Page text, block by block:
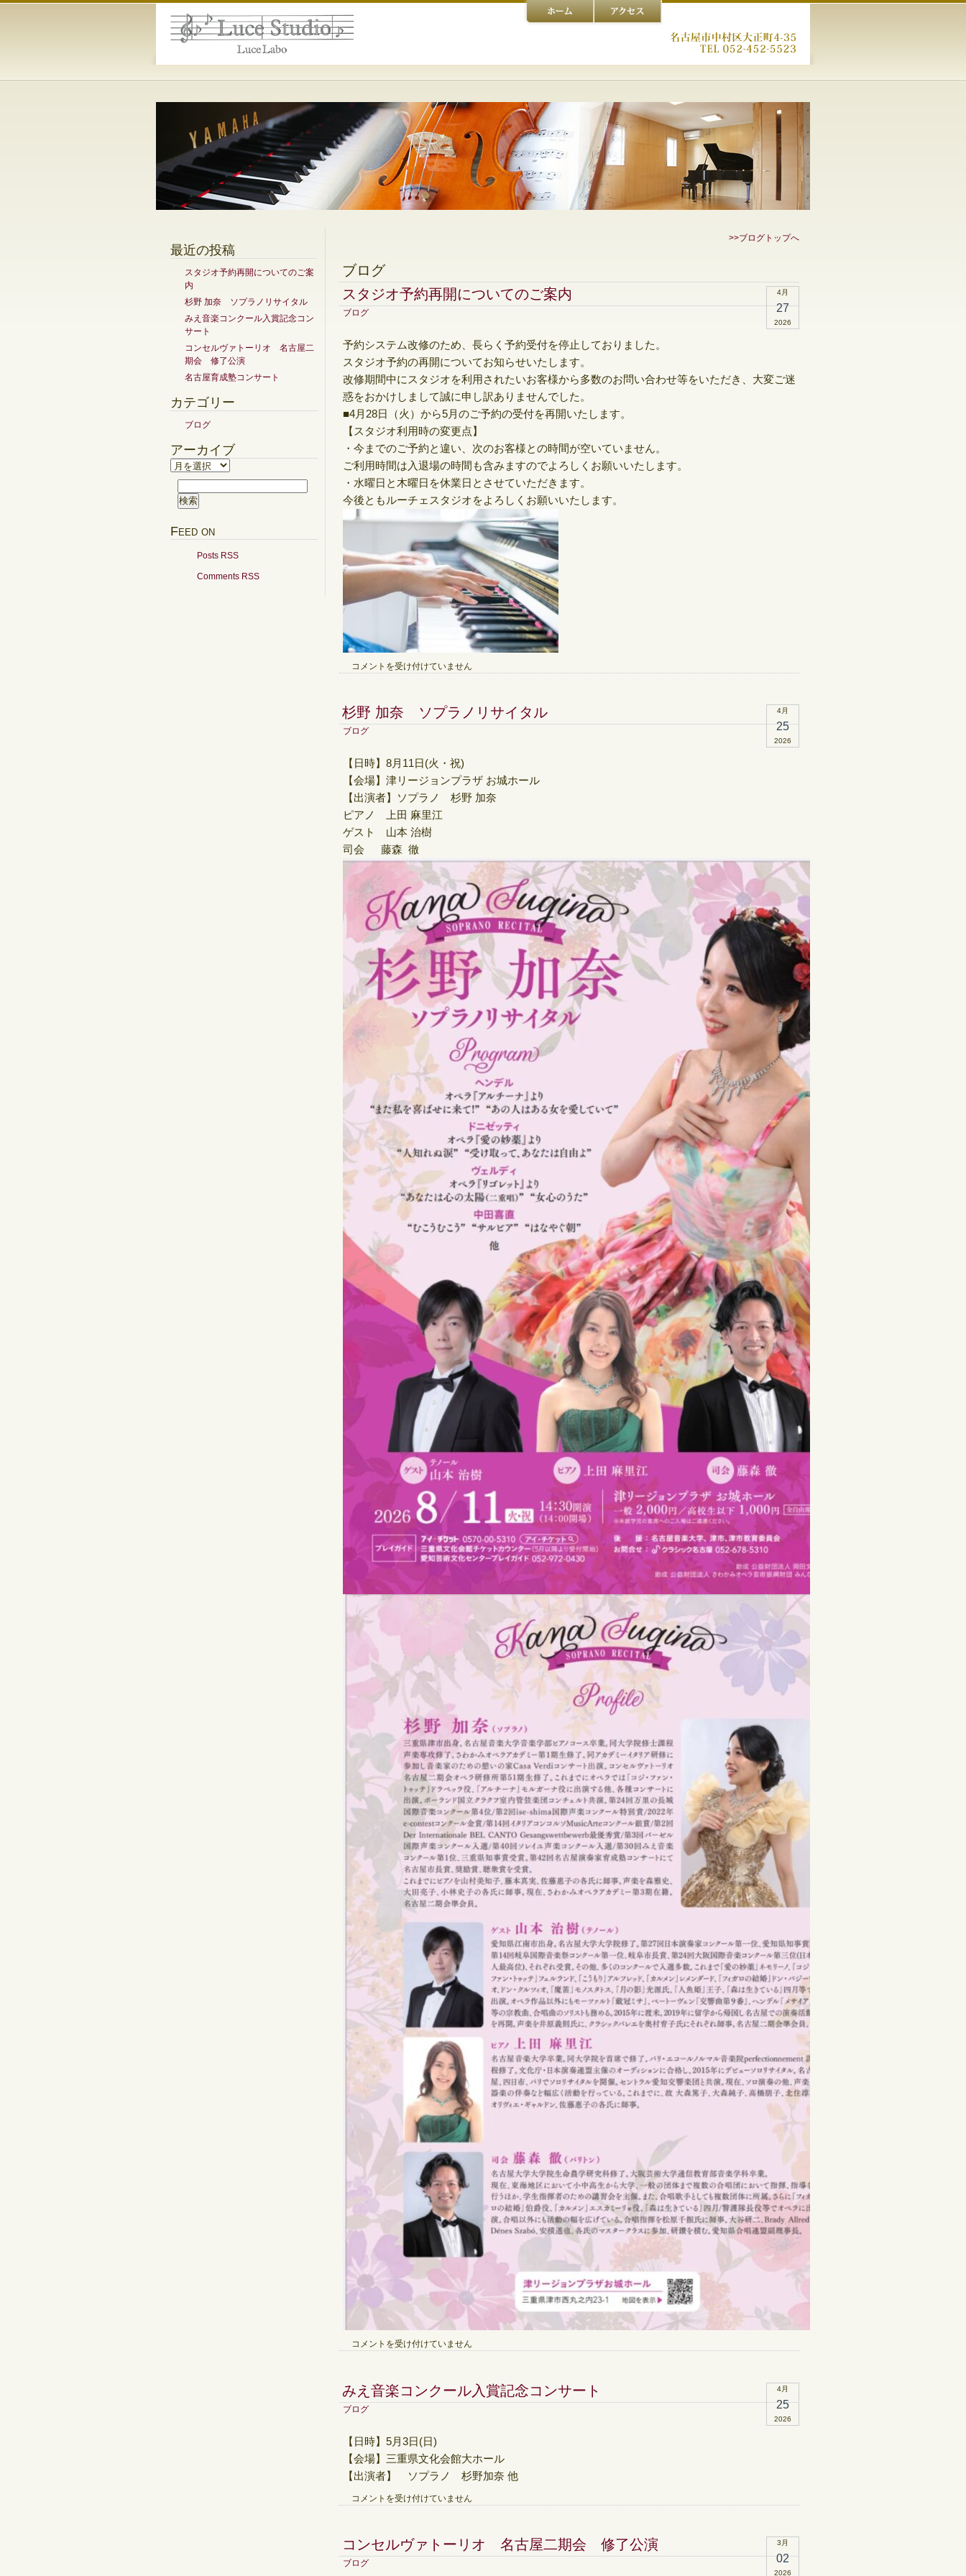
>>ブログトップへ
ブログ
4月
27
2026
スタジオ予約再開についてのご案内
ブログ
予約システム改修のため、長らく予約受付を停止しておりました。
スタジオ予約の再開についてお知らせいたします。
改修期間中にスタジオを利用されたいお客様から多数のお問い合わせ等をいただき、大変ご迷
惑をおかけしまして誠に申し訳ありませんでした。
■4月28日（火）から5月のご予約の受付を再開いたします。
【スタジオ利用時の変更点】
・今までのご予約と違い、次のお客様との時間が空いていません。
ご利用時間は入退場の時間も含みますのでよろしくお願いいたします。
・水曜日と木曜日を休業日とさせていただきます。
今後ともルーチェスタジオをよろしくお願いいたします。
ス
オ
予
約
開
に
つ
い
の
ご
案
内
コメントを受け付けていません
4月
25
2026
杉野 加奈 ソプラノリサイタル
ブログ
【日時】8月11日(火・祝)
【会場】津リージョンプラザ お城ホール
【出演者】ソプラノ 杉野 加奈
ピアノ 上田 麻里江
ゲスト 山本 治樹
司会 藤森 徹
杉
ソ
プ
リ
サ
イ
ル
コメントを受け付けていません
4月
25
2026
みえ音楽コンクール入賞記念コンサート
ブログ
【日時】5月3日(日)
【会場】三重県文化会館大ホール
【出演者】 ソプラノ 杉野加奈 他
み
コ
ン
コメントを受け付けていません
3月
02
2026
コンセルヴァトーリオ 名古屋二期会 修了公演
ブログ
最近の投稿
スタジオ予約再開についてのご案
内
杉野 加奈 ソプラノリサイタル
みえ音楽コンクール入賞記念コン
サート
コンセルヴァトーリオ 名古屋二
期会 修了公演
名古屋育成塾コンサート
カテゴリー
ブログ
アーカイブ
ア
索:
Feed on
Posts RSS
Comments RSS